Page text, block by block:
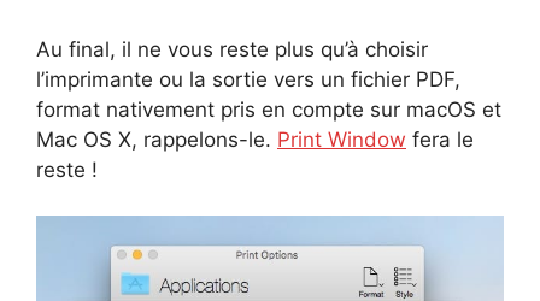
Au final, il ne vous reste plus qu’à choisir
l’imprimante ou la sortie vers un fichier PDF,
format nativement pris en compte sur macOS et
Mac OS X, rappelons-le. Print Window fera le
reste !